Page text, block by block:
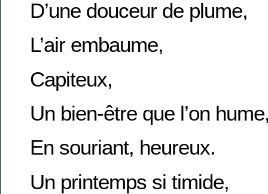
D’une douceur de plume,
L’air embaume,
Capiteux,
Un bien-être que l’on
En souriant, heureux.
Un printemps si timide,